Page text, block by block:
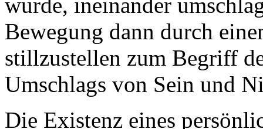
wurde, ineinander
Bewegung dann durch
stillzustellen zum Begriff
Umschlags von Sein und
Die Existenz eines